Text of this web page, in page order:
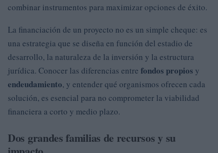
combinar instrumentos para maximizar opciones de éxito.
La financiación de un proyecto no es un simple cheque: es
una estrategia que se diseña en función del estadio de
desarrollo, la naturaleza de la inversión y la estructura
jurídica. Conocer las diferencias entre fondos propios y
endeudamiento, y entender qué organismos ofrecen cada
solución, es esencial para no comprometer la viabilidad
financiera a corto y medio plazo.
Dos grandes familias de recursos y su